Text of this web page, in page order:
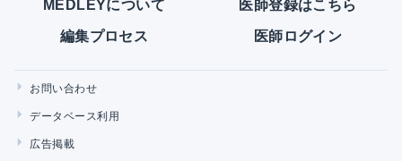
MEDLEYについて 医師登録はこちら
編集プロセス 医師ログイン
お問い合わせ
データベース利用
広告掲載